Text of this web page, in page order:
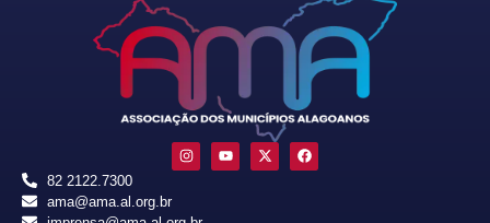
82 2122.7300
ama@ama.al.org.br